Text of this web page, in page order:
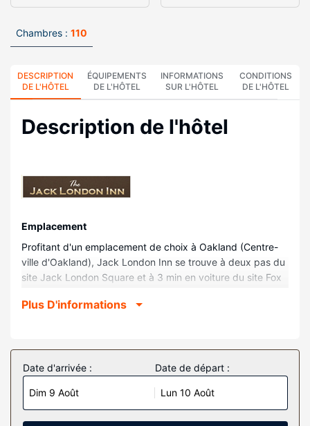
Chambres : 110
DESCRIPTION
DE L'HÔTEL
ÉQUIPEMENTS
DE L'HÔTEL
INFORMATIONS
SUR L'HÔTEL
CONDITIONS
DE L'HÔTEL
Description de l'hôtel
Emplacement
Profitant d'un emplacement de choix à Oakland (Centre-
ville d'Oakland), Jack London Inn se trouve à deux pas du
site Jack London Square et à 3 min en voiture du site Fox
Francisco et à 17,1 km de Centre des congrès Moscone.
Les 110 chambres de l'hébergement vous invitent à la
détente et comprennent un réfrigérateur et une télévision
à écran plat. Les chambres sont dotées d'un patio. L'accès
Wi-Fi à Internet gratuit vous permet de rester en contact
avec le reste du monde et votre divertissement est assuré
Plus D'informations
Date d'arrivée :
Dim 9 Août
Date de départ :
Lun 10 Août